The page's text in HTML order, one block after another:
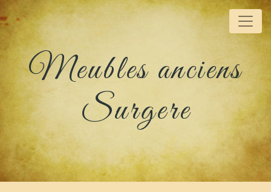
Panneau de gestion des cookies
Meubles anciens
Surgere